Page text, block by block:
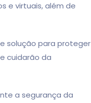
e virtuais, além de
solução para proteger
cuidarão da
a segurança da